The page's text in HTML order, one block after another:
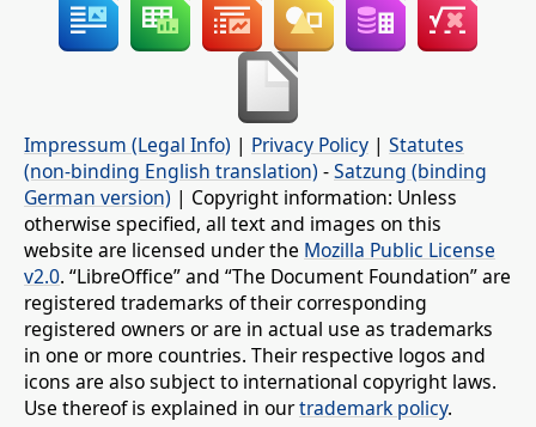
Impressum (Legal Info) | Privacy Policy | Statutes
(non-binding English translation) -Satzung (binding
German version) | Copyright information: Unless
otherwise specified, all text and images on this
website are licensed under the Mozilla Public License
v2.0. “LibreOffice” and “The Document Foundation” are
registered trademarks of their corresponding
registered owners or are in actual use as trademarks
in one or more countries. Their respective logos and
icons are also subject to international copyright laws.
Use thereof is explained in ourtrademark policy.